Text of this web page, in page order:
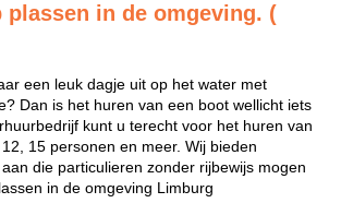
in de omgeving. (
een leuk dagje uit op het water met
Dan is het huren van een boot wellicht iets
kunt u terecht voor het huren van
15 personen en meer. Wij bieden
die particulieren zonder rijbewijs mogen
in de omgeving Limburg